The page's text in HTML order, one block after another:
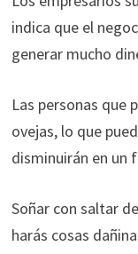
indica que el
generar mucho
Las personas que
ovejas, lo que
disminuirán en un
Soñar con saltar
harás cosas